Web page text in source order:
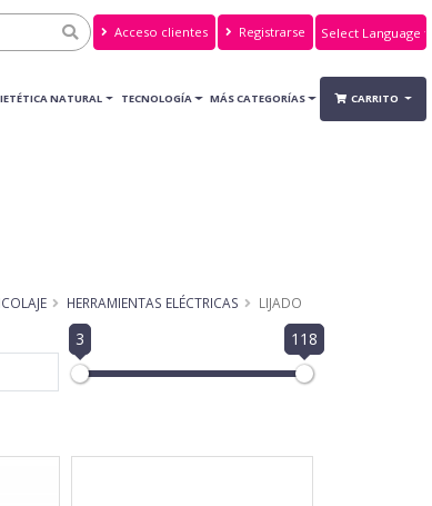
Acceso clientes Registrarse
Translate
NATURAL TECNOLOGÍA MÁS CATEGORÍAS CARRITO
HERRAMIENTAS ELÉCTRICAS LIJADO
3 118